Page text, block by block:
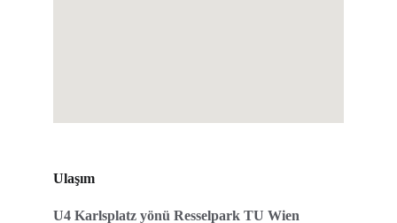
Ulaşım
U4 Karlsplatz yönü Resselpark TU Wien